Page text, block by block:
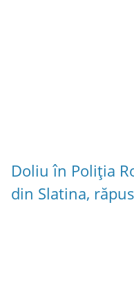
Doliu în Poliția
din Slatina,